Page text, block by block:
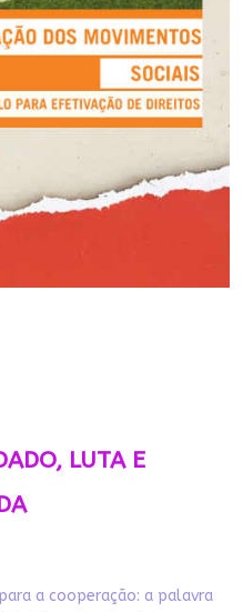
LUTA E
a cooperação: a palavra